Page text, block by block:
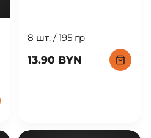
8 шт. / 195 гр
13.90 BYN